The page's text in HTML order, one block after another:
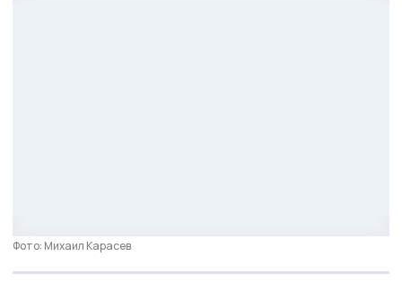
Фото: Михаил Карасев